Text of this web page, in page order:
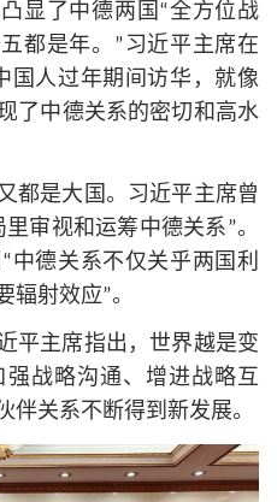
显了中德两国“全方位战
都是年。”习近平主席在
国人过年期间访华，就像
了中德关系的密切和高水
都是大国。习近平主席曾
审视和运筹中德关系”。
中德关系不仅关乎两国利
射效应”。
平主席指出，世界越是变
战略沟通、增进战略互
伴关系不断得到新发展。